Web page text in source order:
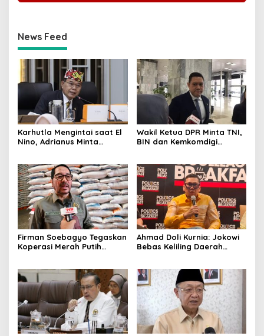
News Feed
Karhutla Mengintai saat El
Nino, Adrianus Minta
Wakil Ketua DPR Minta TNI,
BIN dan Kemkomdigi
Firman Soebagyo Tegaskan
Koperasi Merah Putih
Bersubsidi
Ahmad Doli Kurnia: Jokowi
Bebas Keliling Daerah